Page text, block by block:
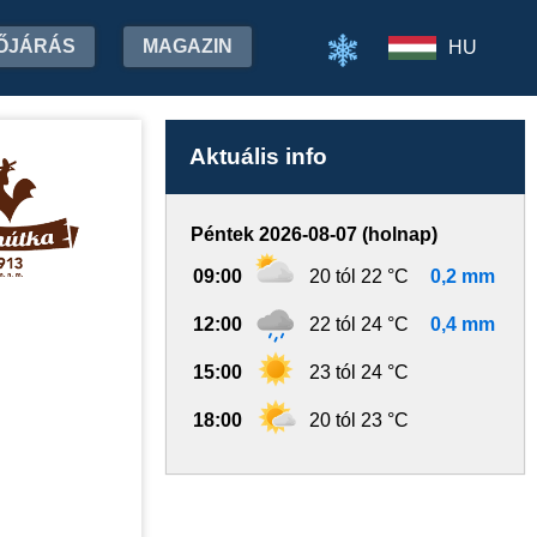
MAGAZIN HU
Aktuális info
Péntek 2026-08-07 (holnap)
09:00 20 tól 22 °C 0,2 mm
12:00 22 tól 24 °C 0,4 mm
15:00 23 tól 24 °C
18:00 20 tól 23 °C